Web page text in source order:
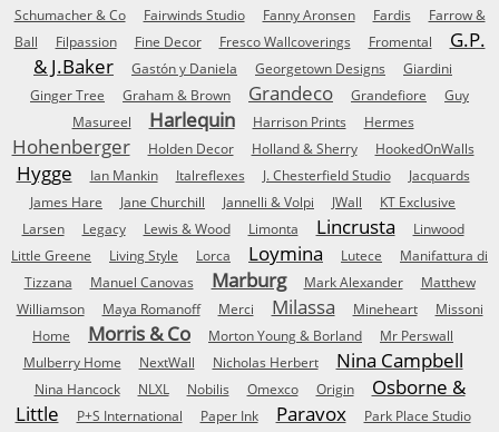
Schumacher & Co
Fairwinds Studio Fanny Aronsen Fardis
Farrow &
Ball
Filpassion Fine Decor Fresco Wallcoverings Fromental
G.P.
& J.Baker
Gastón y Daniela Georgetown Designs
Giardini
Ginger Tree
Graham & Brown Grandeco Grandefiore
Guy
Masureel
Harlequin Harrison Prints Hermes
Hohenberger Holden Decor Holland & Sherry HookedOnWalls
Hygge Ian Mankin Italreflexes J. Chesterfield Studio
Jacquards
James Hare
Jane Churchill Jannelli & Volpi JWall
KT Exclusive
Larsen
Legacy Lewis & Wood Limonta Lincrusta
Linwood
Little Greene
Living Style Lorca Loymina Lutece
Manifattura di
Tizzana
Manuel Canovas Marburg Mark Alexander
Matthew
Williamson
Maya Romanoff Merci Milassa Mineheart
Missoni
Home
Morris & Co Morton Young & Borland
Mr Perswall
Mulberry Home
NextWall Nicholas Herbert Nina Campbell
Nina Hancock NLXL Nobilis Omexco Origin
Osborne &
Little
P+S International Paper Ink Paravox
Park Place Studio